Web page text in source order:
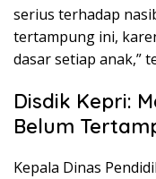
serius terhadap
tertampung ini,
dasar setiap anak,”
Disdik Kepri:
Belum
Kepala Dinas